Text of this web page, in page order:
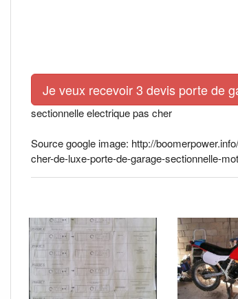
Je veux recevoir 3 devis porte de
sectionnelle electrique pas cher
Source google image: http://
cher-de-luxe-porte-de-garage-sectionnelle-